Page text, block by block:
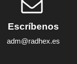
Escríbenos
adm@radhex.es